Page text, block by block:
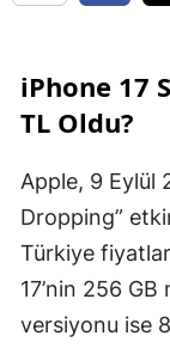
iPhone 17
TL Oldu?
Apple, 9 Eylül
Dropping”
Türkiye
17’nin 256
versiyonu ise